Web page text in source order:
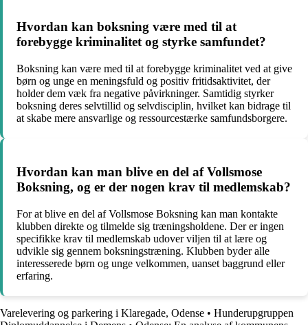
Hvordan kan boksning være med til at
forebygge kriminalitet og styrke samfundet?
Boksning kan være med til at forebygge kriminalitet ved at give
børn og unge en meningsfuld og positiv fritidsaktivitet, der
holder dem væk fra negative påvirkninger. Samtidig styrker
boksning deres selvtillid og selvdisciplin, hvilket kan bidrage til
at skabe mere ansvarlige og ressourcestærke samfundsborgere.
Hvordan kan man blive en del af Vollsmose
Boksning, og er der nogen krav til medlemskab?
For at blive en del af Vollsmose Boksning kan man kontakte
klubben direkte og tilmelde sig træningsholdene. Der er ingen
specifikke krav til medlemskab udover viljen til at lære og
udvikle sig gennem boksningstræning. Klubben byder alle
interesserede børn og unge velkommen, uanset baggrund eller
erfaring.
Varelevering og parkering i Klaregade, Odense • Hunderupgruppen